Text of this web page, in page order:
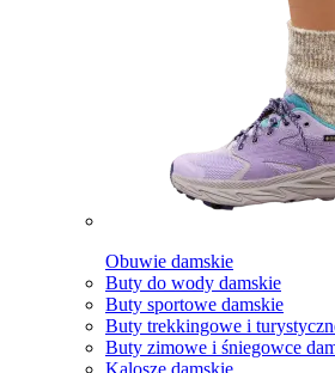
Obuwie damskie
Buty do wody damskie
Buty sportowe damskie
Buty trekkingowe i
Buty zimowe i śniegowce
Kalosze damskie